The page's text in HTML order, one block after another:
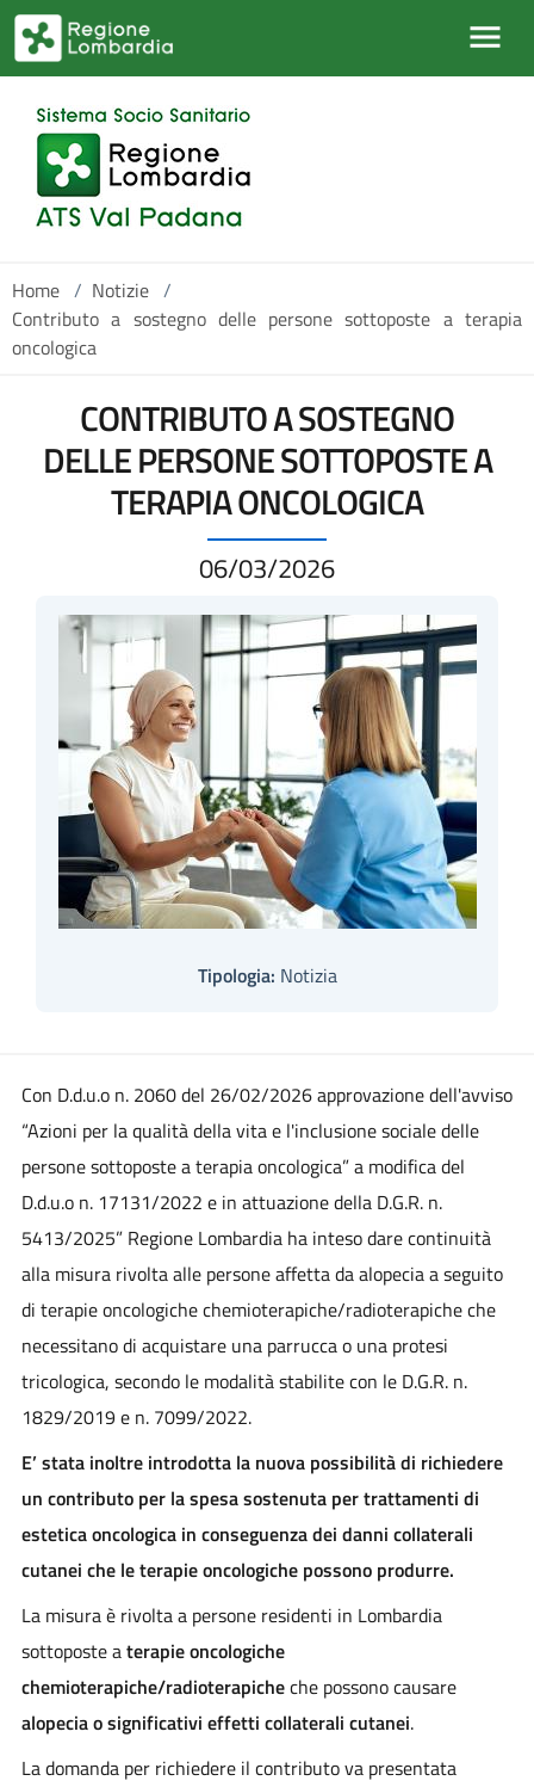
Salta al contenuto principale
Home / Notizie /
Contributo a sostegno delle persone sottoposte a terapia
oncologica
CONTRIBUTO A SOSTEGNO
DELLE PERSONE SOTTOPOSTE A
TERAPIA ONCOLOGICA
06/03/2026
Tipologia: Notizia
Con D.d.u.o n. 2060 del 26/02/2026 approvazione dell'avviso
“Azioni per la qualità della vita e l'inclusione sociale delle
persone sottoposte a terapia oncologica” a modifica del
D.d.u.o n. 17131/2022 e in attuazione della D.G.R. n.
5413/2025” Regione Lombardia ha inteso dare continuità
alla misura rivolta alle persone affetta da alopecia a seguito
di terapie oncologiche chemioterapiche/radioterapiche che
necessitano di acquistare una parrucca o una protesi
tricologica, secondo le modalità stabilite con le D.G.R. n.
1829/2019 e n. 7099/2022.
E’ stata inoltre introdotta la nuova possibilità di richiedere
un contributo per la spesa sostenuta per trattamenti di
estetica oncologica in conseguenza dei danni collaterali
cutanei che le terapie oncologiche possono produrre.
La misura è rivolta a persone residenti in Lombardia
sottoposte aterapie oncologiche
chemioterapiche/radioterapicheche possono causare
alopecia o significativi effetti collaterali cutanei.
La domanda per richiedere il contributo va presentata